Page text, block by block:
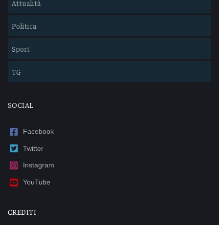
Attualità
Politica
Sport
TG
SOCIAL
Facebook
Twitter
Instagram
YouTube
CREDITI